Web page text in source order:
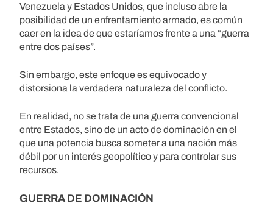
Venezuela y Estados Unidos, que incluso abre la
posibilidad de un enfrentamiento armado, es común
caer en la idea de que estaríamos frente a una “guerra
entre dos países”.
Sin embargo, este enfoque es equivocado y
distorsiona la verdadera naturaleza del conflicto.
En realidad, no se trata de una guerra convencional
entre Estados, sino de un acto de dominación en el
que una potencia busca someter a una nación más
débil por un interés geopolítico y para controlar sus
recursos.
GUERRA DE DOMINACIÓN